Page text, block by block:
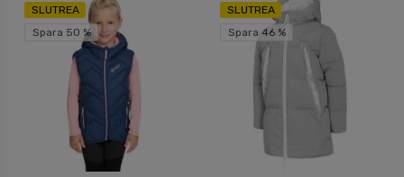
SLUTREA
Spara 50 %
SLUTREA
Spara 46 %